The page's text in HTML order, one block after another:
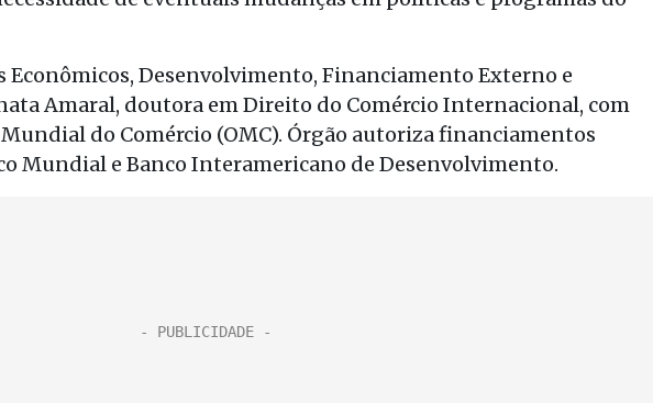
Econômicos, Desenvolvimento, Financiamento Externo e
Amaral, doutora em Direito do Comércio Internacional, com
do Comércio (OMC). Órgão autoriza financiamentos
Mundial e Banco Interamericano de Desenvolvimento.